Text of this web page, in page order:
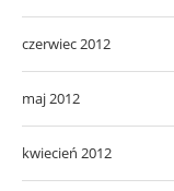
czerwiec 2012
maj 2012
kwiecień 2012